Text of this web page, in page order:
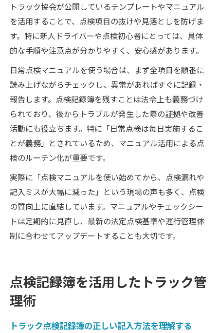
トラック協会が公開しているテンプレートやマニュアル
を活用することで、点検項目の抜けや見落としを防げま
す。特に新人ドライバーや点検初心者にとっては、具体
的な手順や注意点が分かりやすく、安心感があります。
日常点検マニュアルを使う場合は、まず全項目を順番に
読み上げながらチェックし、異常があればすぐに記録・
報告します。点検記録簿を残すことは法令上も義務づけ
られており、後からトラブルが発生した際の証拠や改善
活動にも役立ちます。特に「日常点検は毎日実施するこ
とが義務」とされているため、マニュアル活用による点
検のルーチン化が重要です。
実際に「点検マニュアルを使い始めてから、点検漏れや
記入ミスが大幅に減った」という現場の声も多く、点検
の質向上に直結しています。マニュアルやチェックシー
トは定期的に見直し、最新の法定点検基準や運行管理体
制に合わせてアップデートすることも大切です。
点検記録簿を活用したトラック管
理術
トラック点検記録簿の正しい記入方法を理解する